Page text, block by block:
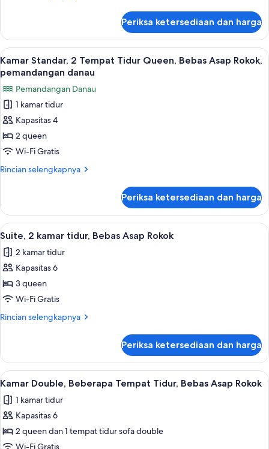
Queen,
Bebas
Asap
Rokok
Kamar
Standar,
2
Tempat
Tidur
Queen,
Bebas
Asap
Rokok
Periksa ketersediaan dan harga
Lihat
semua
foto
untuk
Kamar
Standar,
2
Tempat
Tidur
Asap
Rokok,
pemandangan
danau
Kamar Standar, 2 Tempat Tidur
5
Kamar Standar, 2 Tempat Tidur Queen, Bebas Asap Rokok,
pemandangan danau
Pemandangan Danau
1 kamar tidur
Kapasitas 4
2 queen
Wi-Fi Gratis
Rincian selengkapnya
Rincian
Kamar
Standar,
2
Tidur
Queen,
Asap
Rokok,
danau
Periksa ketersediaan dan harga
Lihat
semua
foto
untuk
Suite,
2
kamar
Asap
Rokok
Suite, 2 kamar tidur, Bebas Asap
4
Suite, 2 kamar tidur, Bebas Asap Rokok
2 kamar tidur
Kapasitas 6
3 queen
Wi-Fi Gratis
Rincian selengkapnya
Rincian
Suite,
kamar
Bebas
Asap
Periksa ketersediaan dan harga
Lihat
semua
foto
untuk
Kamar
Double,
Kamar Double, Beberapa Tempat
4
Kamar Double, Beberapa Tempat Tidur, Bebas Asap Rokok
1 kamar tidur
Kapasitas 6
2 queen dan 1 tempat tidur sofa double
Wi-Fi Gratis